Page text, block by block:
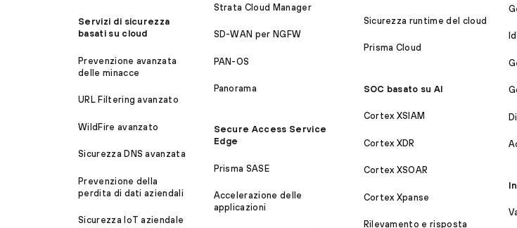
Servizi di sicurezza
basati su cloud
Prevenzione avanzata
delle minacce
URL Filtering avanzato
WildFire avanzato
Sicurezza DNS avanzata
Prevenzione della
perdita di dati aziendali
Sicurezza IoT aziendale
Strata Cloud Manager
SD-WAN per NGFW
PAN-OS
Panorama
Secure Access Service
Edge
Prisma SASE
Accelerazione delle
applicazioni
Sicurezza runtime del cloud
Prisma Cloud
SOC basato su AI
Cortex XSIAM
Cortex XDR
Cortex XSOAR
Cortex Xpanse
Rilevamento e risposta